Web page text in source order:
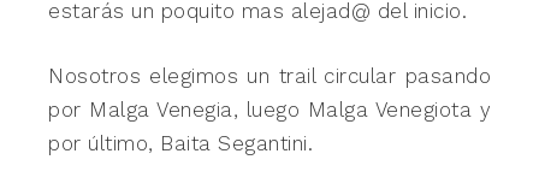
estarás un poquito mas alejad@ del inicio.
Nosotros elegimos un trail circular pasando
por Malga Venegia, luego Malga Venegiota y
por último, Baita Segantini.